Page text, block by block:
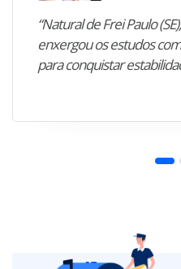
“Natural de Frei Paulo
enxergou os estudos
para conquistar